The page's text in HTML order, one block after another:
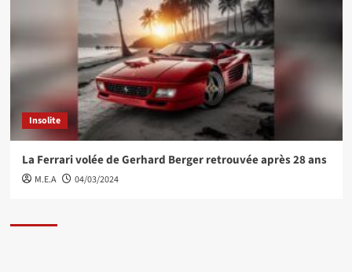
Insolite
La Ferrari volée de Gerhard Berger retrouvée après 28 ans
M.E.A 04/03/2024